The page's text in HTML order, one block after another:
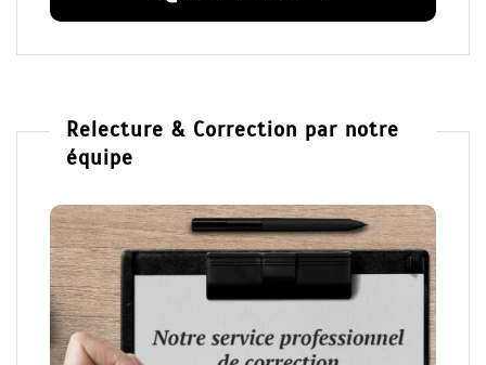
Relecture & Correction par notre
équipe